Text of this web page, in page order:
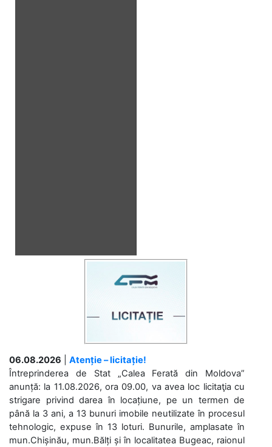
06.08.2026
Atenție – licitație!
Întreprinderea de Stat „Calea Ferată din Moldova”
anunță: la 11.08.2026, ora 09.00, va avea loc licitaţia cu
strigare privind darea în locațiune, pe un termen de
până la 3 ani, a 13 bunuri imobile neutilizate în procesul
tehnologic, expuse în 13 loturi. Bunurile, amplasate în
mun.Chișinău, mun.Bălți și în localitatea Bugeac, raionul